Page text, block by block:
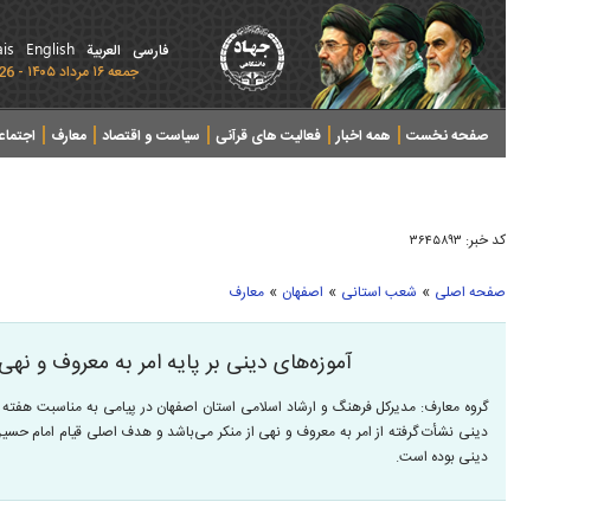
فارسی العربیة English
جمعه ۱۶ مرداد ۱۴۰۵ - 2026 August 07
صفحه نخست همه اخبار فعالیت های قرآنی سیاست و اقتصاد معارف
کد خبر: ۳۶۴۵۸۹۳
صفحه اصلی » شعب استانی » اصفهان » معارف
آموزه‌های دینی بر پایه امر به معروف و نهی
گروه معارف: مدیرکل فرهنگ و ارشاد اسلامی استان اصفهان در پیامی به مناسبت
دینی نشأت گرفته از امر به معروف و نهی از منکر می‌باشد و هدف اصلی قیام امام
دینی بوده است.